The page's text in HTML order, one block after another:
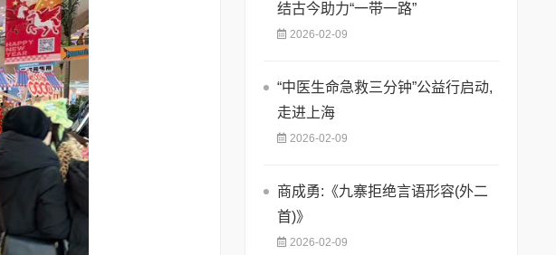
结古今助力“一带一路”
2026-02-09
“中医生命急救三分钟”公益行启动,
走进上海
2026-02-09
商成勇:《九寨拒绝言语形容(外二
首)》
2026-02-09